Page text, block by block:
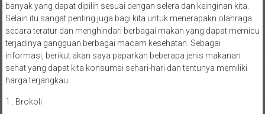
banyak yang dapat dipilih sesuai dengan selera dan keinginan kita.
Selain itu sangat penting juga bagi kita untuk menerapakn olahraga
secara teratur dan menghindari berbagai makan yang dapat memicu
terjadinya gangguan berbagai macam kesehatan. Sebagai
informasi, berikut akan saya paparkan beberapa jenis makanan
sehat yang dapat kita konsumsi sehari-hari dan tentunya memiliki
harga terjangkau:
1 . Brokoli